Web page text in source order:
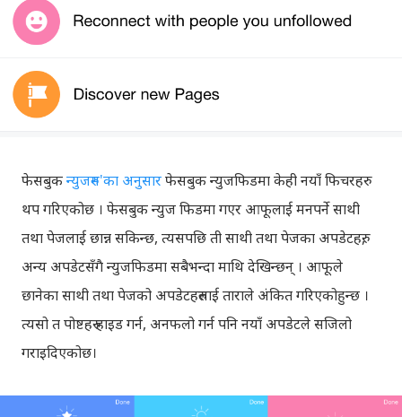
फेसबुकन्युजरुम'का अनुसारफेसबुक न्युजफिडमा केही नयाँ फिचरहरु
थप गरिएकोछ । फेसबुक न्युज फिडमा गएर आफूलाई मनपर्ने साथी
तथा पेजलाई छान्न सकिन्छ, त्यसपछि ती साथी तथा पेजका अपडेटहरु,
अन्य अपडेटसँगै न्युजफिडमा सबैभन्दा माथि देखिन्छन् । आफूले
छानेका साथी तथा पेजको अपडेटहरुलाई ताराले अंकित गरिएकोहुन्छ ।
त्यसो त पोष्टहरु हाइड गर्न, अनफलो गर्न पनि नयाँ अपडेटले सजिलो
गराइदिएकोछ।